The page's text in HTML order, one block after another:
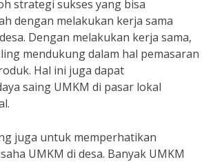
strategi sukses yang bisa
dengan melakukan kerja sama
Dengan melakukan kerja sama,
mendukung dalam hal pemasaran
Hal ini juga dapat
saing UMKM di pasar lokal
juga untuk memperhatikan
UMKM di desa. Banyak UMKM